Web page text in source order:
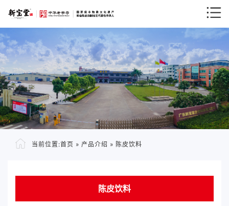
当前位置:首页 » 产品介绍 » 陈皮饮料
陈皮饮料